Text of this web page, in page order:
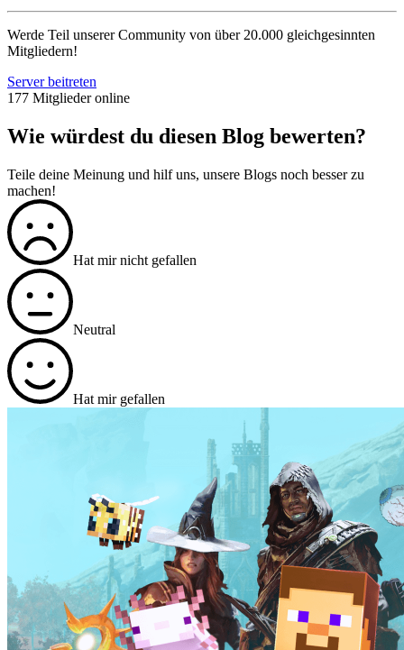
Werde Teil unserer Community von über 20.000 gleichgesinnten
Mitgliedern!
Server beitreten
177 Mitglieder online
Wie würdest du diesen Blog bewerten?
Teile deine Meinung und hilf uns, unsere Blogs noch besser zu
machen!
Hat mir nicht gefallen
Neutral
Hat mir gefallen